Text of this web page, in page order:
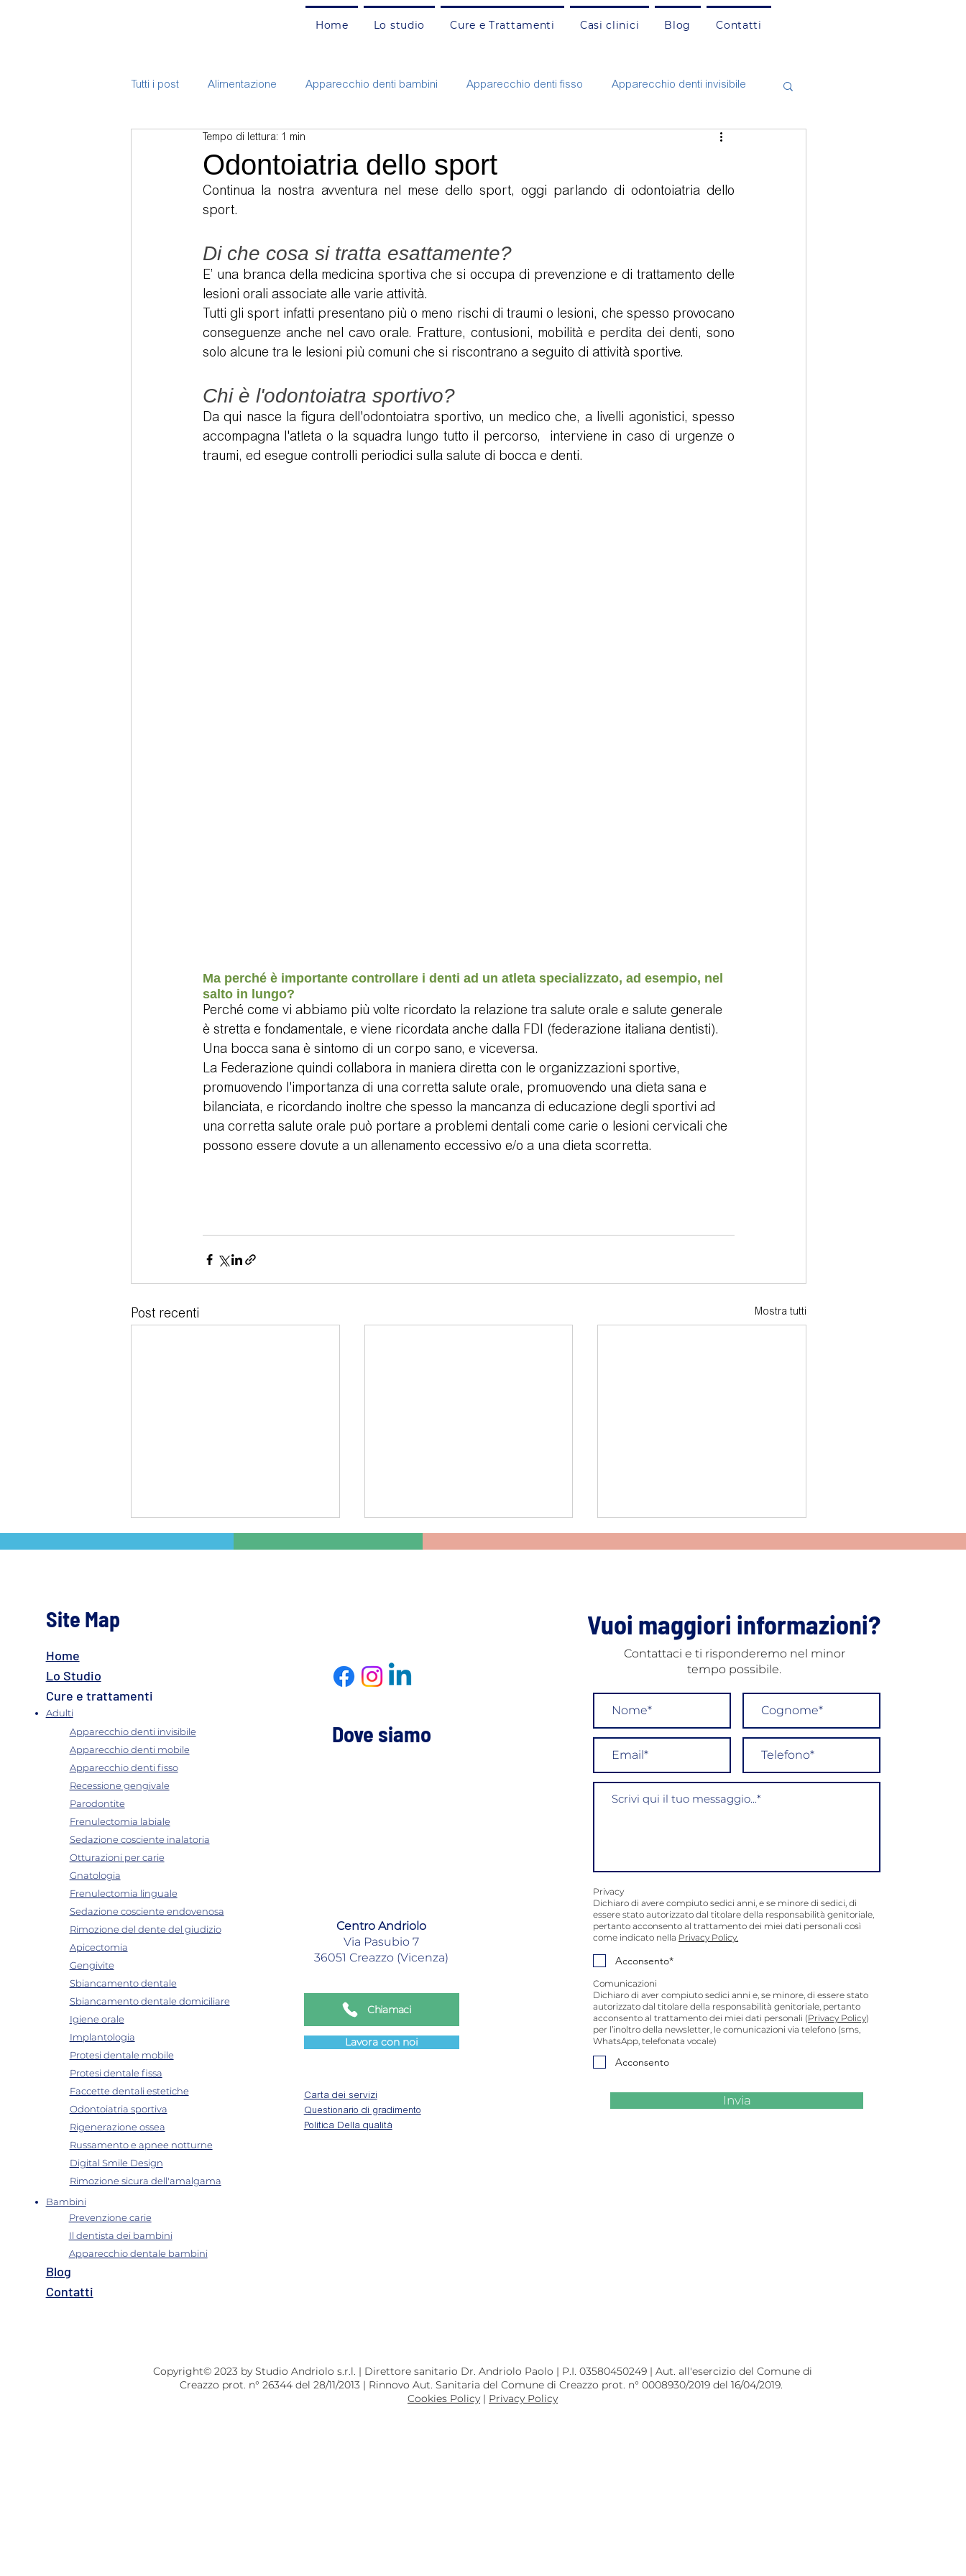
Home Lo studio Cure e Trattamenti Casi clinici Blog Contatti
Tutti i post Alimentazione Apparecchio denti bambini Apparecchio denti fisso Apparecchio denti invisibile
Bite Branding Cefalea
Gengivite e parodontite
Implantologia Mal-occlusione Protesi fissa e mobile Pulizia e prevenzione adulti
Pulizia e prevenzione bambini Rigenerazione ossea Russamento e apnee Sbiancamento dentale
Odontoiatria dello sport
Tempo di lettura: 1 min
Continua la nostra avventura nel mese dello sport, oggi parlando di odontoiatria dello
sport.
Di che cosa si tratta esattamente?
E’ una branca della medicina sportiva che si occupa di prevenzione e di trattamento delle
lesioni orali associate alle varie attività.
Tutti gli sport infatti presentano più o meno rischi di traumi o lesioni, che spesso provocano
conseguenze anche nel cavo orale. Fratture, contusioni, mobilità e perdita dei denti, sono
solo alcune tra le lesioni più comuni che si riscontrano a seguito di attività sportive.
Chi è l'odontoiatra sportivo?
Da qui nasce la figura dell'odontoiatra sportivo, un medico che, a livelli agonistici, spesso
accompagna l'atleta o la squadra lungo tutto il percorso,  interviene in caso di urgenze o
traumi, ed esegue controlli periodici sulla salute di bocca e denti.
Ma perché è importante controllare i denti ad un atleta specializzato, ad esempio, nel
salto in lungo?
Perché come vi abbiamo più volte ricordato la relazione tra salute orale e salute generale
è stretta e fondamentale, e viene ricordata anche dalla FDI (federazione italiana dentisti).
Una bocca sana è sintomo di un corpo sano, e viceversa.
La Federazione quindi collabora in maniera diretta con le organizzazioni sportive,
promuovendo l'importanza di una corretta salute orale, promuovendo una dieta sana e
bilanciata, e ricordando inoltre che spesso la mancanza di educazione degli sportivi ad
una corretta salute orale può portare a problemi dentali come carie o lesioni cervicali che
possono essere dovute a un allenamento eccessivo e/o a una dieta scorretta.
Post recenti Mostra tutti
come valutare l'investimento
Implantologia con chirurgia
guidata: precisione
Site Map
Home
Lo Studio
Cure e trattamenti
Adulti
Apparecchio denti invisibile
Apparecchio denti mobile
Apparecchio denti fisso
Recessione gengivale
Parodontite
Frenulectomia labiale
Sedazione cosciente inalatoria
Otturazioni per carie
Gnatologia
Frenulectomia linguale
Sedazione cosciente endovenosa
Rimozione del dente del giudizio
Apicectomia
Gengivite
Sbiancamento dentale
Sbiancamento dentale domiciliare
Igiene orale
Implantologia
Protesi dentale mobile
Protesi dentale fissa
Faccette dentali estetiche
Odontoiatria sportiva
Rigenerazione ossea
Russamento e apnee notturne
Digital Smile Design
Rimozione sicura dell'amalgama
Bambini
Prevenzione carie
Il dentista dei bambini
Apparecchio dentale bambini
Blog
Contatti​
Dove siamo
Centro Andriolo
Via Pasubio 7
36051 Creazzo (Vicenza)
Chiamaci
Lavora con noi
Carta dei servizi
Questionario di gradimento
Politica Della qualità
Vuoi maggiori informazioni?
Contattaci e ti risponderemo nel minor
tempo possibile.
Privacy
Dichiaro di avere compiuto sedici anni, e se minore di sedici, di
essere stato autorizzato dal titolare della responsabilità genitoriale,
pertanto acconsento al trattamento dei miei dati personali così
come indicato nella Privacy Policy.
Acconsento*
Comunicazioni
Dichiaro di aver compiuto sedici anni e, se minore, di essere stato
autorizzato dal titolare della responsabilità genitoriale, pertanto
acconsento al trattamento dei miei dati personali (Privacy Policy)
per l’inoltro della newsletter, le comunicazioni via telefono (sms,
WhatsApp, telefonata vocale)
Acconsento
Invia
Copyright© 2023 by Studio Andriolo s.r.l. | Direttore sanitario Dr. Andriolo Paolo | P.I. 03580450249 | Aut. all'esercizio del Comune di
Creazzo prot. n° 26344 del 28/11/2013 | Rinnovo Aut. Sanitaria del Comune di Creazzo prot. n° 0008930/2019 del 16/04/2019.
Cookies Policy | Privacy Policy